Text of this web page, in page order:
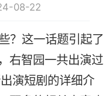
08-22
？这一话题引起了
右智园一共出演过
演短剧的详细介